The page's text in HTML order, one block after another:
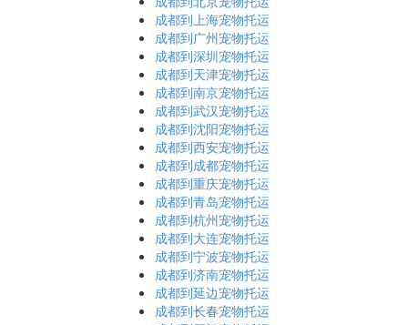
成都到上海宠物托运
成都到广州宠物托运
成都到深圳宠物托运
成都到天津宠物托运
成都到南京宠物托运
成都到武汉宠物托运
成都到沈阳宠物托运
成都到西安宠物托运
成都到成都宠物托运
成都到重庆宠物托运
成都到青岛宠物托运
成都到杭州宠物托运
成都到大连宠物托运
成都到宁波宠物托运
成都到济南宠物托运
成都到延边宠物托运
成都到长春宠物托运